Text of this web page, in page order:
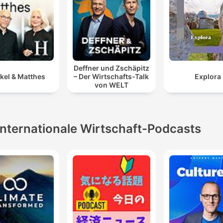
& Matthes
Deffner und Zschäpitz
– Der Wirtschafts-Talk
von WELT
Explora
Wirtschaft-Podcasts